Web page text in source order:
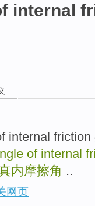
internal
internal
of internal
内摩擦角 ..
网页